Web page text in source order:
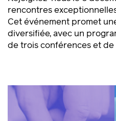
rencontres
Cet événement promet
diversifiée, avec un
de trois conférences et de